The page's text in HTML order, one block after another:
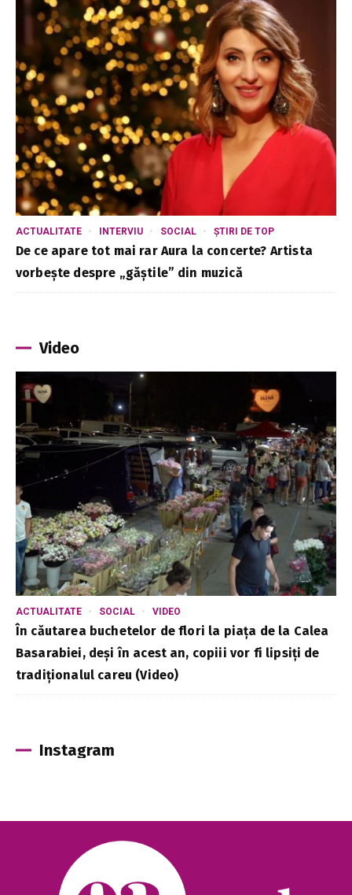
ACTUALITATE INTERVIU SOCIAL ȘTIRI DE TOP
De ce apare tot mai rar Aura la concerte? Artista
vorbește despre „găștile” din muzică
Video
ACTUALITATE SOCIAL VIDEO
În căutarea buchetelor de flori la piața de la Calea
Basarabiei, deși în acest an, copiii vor fi lipsiți de
tradiționalul careu (Video)
Instagram